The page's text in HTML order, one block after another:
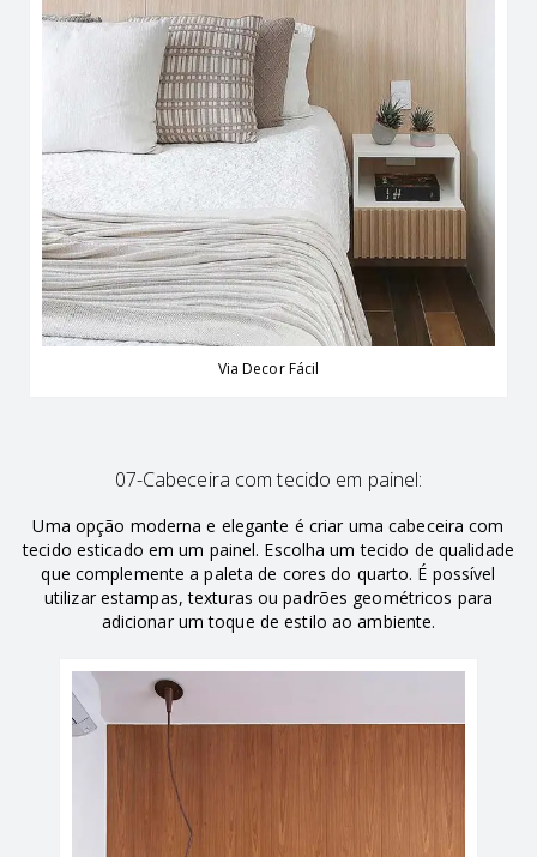
Via Decor Fácil
07-Cabeceira com tecido em painel:
Uma opção moderna e elegante é criar uma cabeceira com
tecido esticado em um painel. Escolha um tecido de qualidade
que complemente a paleta de cores do quarto. É possível
utilizar estampas, texturas ou padrões geométricos para
adicionar um toque de estilo ao ambiente.